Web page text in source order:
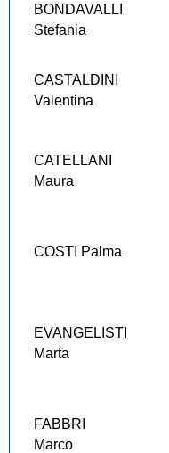
BONDAVALLI
Stefania
CASTALDINI
Valentina
CATELLANI
Maura
COSTI Palma
EVANGELISTI
Marta
FABBRI
Marco